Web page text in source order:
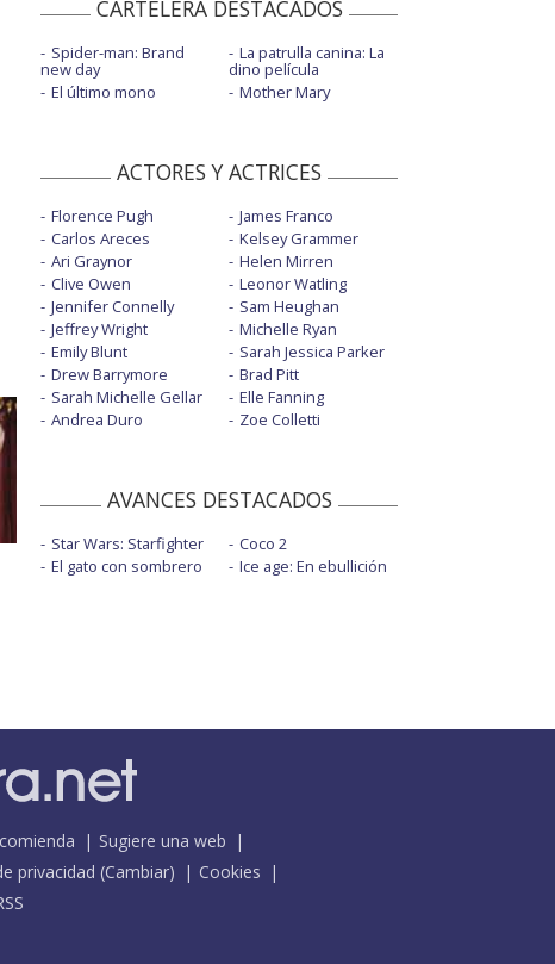
CARTELERA DESTACADOS
Spider-man: Brand
new day
El último mono
La patrulla canina: La
dino película
Mother Mary
ACTORES Y ACTRICES
Florence Pugh
Carlos Areces
Ari Graynor
Clive Owen
Jennifer Connelly
Jeffrey Wright
Emily Blunt
Drew Barrymore
Sarah Michelle Gellar
Andrea Duro
James Franco
Kelsey Grammer
Helen Mirren
Leonor Watling
Sam Heughan
Michelle Ryan
Sarah Jessica Parker
Brad Pitt
Elle Fanning
Zoe Colletti
AVANCES DESTACADOS
Star Wars: Starfighter
El gato con sombrero
Coco 2
Ice age: En ebullición
Sugiere una web
privacidad (Cambiar)
Cookies